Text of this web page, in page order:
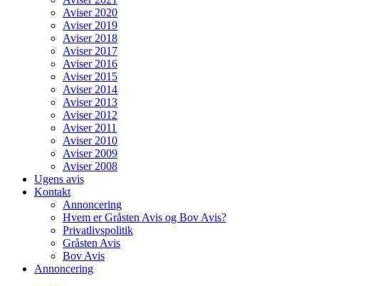
Aviser 2020
Aviser 2019
Aviser 2018
Aviser 2017
Aviser 2016
Aviser 2015
Aviser 2014
Aviser 2013
Aviser 2012
Aviser 2011
Aviser 2010
Aviser 2009
Aviser 2008
Ugens avis
Kontakt
Annoncering
Hvem er Gråsten Avis og Bov Avis?
Privatlivspolitik
Gråsten Avis
Bov Avis
Annoncering